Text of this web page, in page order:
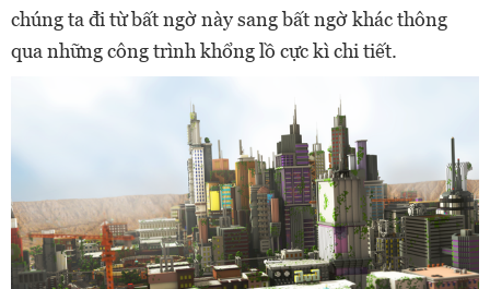
chúng ta đi từ bất ngờ này sang bất ngờ khác thông
qua những công trình khổng lồ cực kì chi tiết.